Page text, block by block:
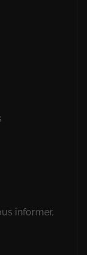
informer,